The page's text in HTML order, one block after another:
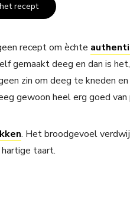
recept
recept om èchte
gemaakt deeg en dan is
zin om deeg te kneden
gewoon heel erg goed van
. Het broodgevoel
taart.